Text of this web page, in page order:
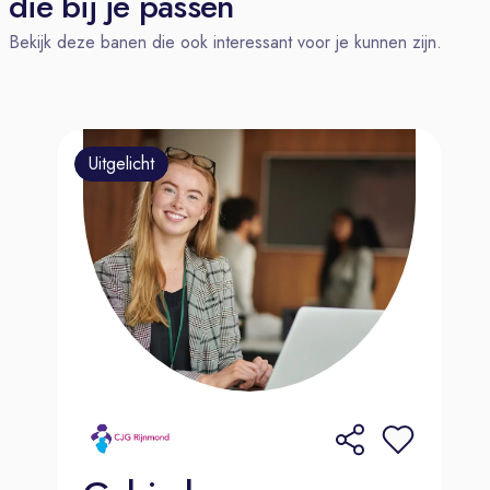
planning, urenbewaking, kwaliteit en
veiligheid.
met ondersteuning van de productie
manager.
Signaleren van problemen en
inschakelen van de juiste personen
voor de juiste vraagstukken, zodat
jouw team efficiënt en prettig kan
werken aan het maken van mooie
meubels.
Bereikbaar en aanwezig zijn voor de
medewerkers op de vloer, hen
inspireren en leren, en hen
aanspreken op hun gedrag, waarbij
Bekijk deze banen die ook interessant voor je kunnen zijn.
Uitgelicht